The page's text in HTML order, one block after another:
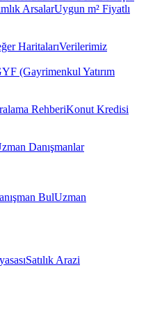
ArsalarUygun m² Fiyatlı
HaritalarıVerilerimiz
(Gayrimenkul Yatırım
RehberiKonut Kredisi
Danışmanlar
BulUzman
Satılık Arazi